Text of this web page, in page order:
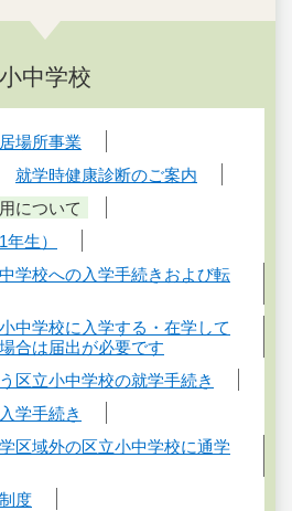
小中学校
場所事業
就学時健康診断のご案内
について
生）
学校への入学手続きおよび転
中学校に入学する・在学して
合は届出が必要です
区立小中学校の就学手続き
学手続き
区域外の区立小中学校に通学
度